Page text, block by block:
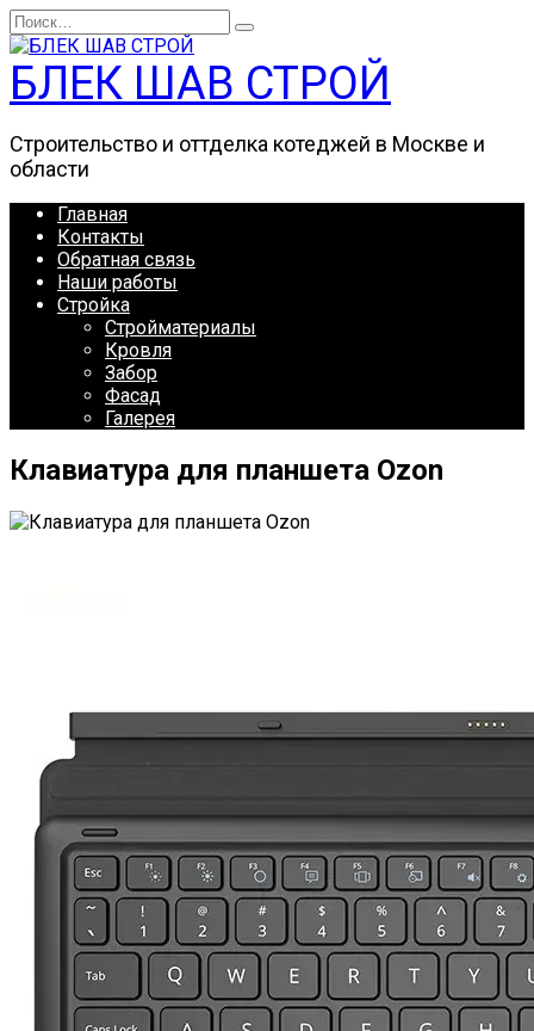
Перейти
к
содержанию
Search
for:
БЛЕК ШАВ СТРОЙ
Строительство и оттделка котеджей в Москве и
области
Главная
Контакты
Обратная связь
Наши работы
Стройка
Стройматериалы
Кровля
Забор
Фасад
Галерея
Клавиатура для планшета Ozon